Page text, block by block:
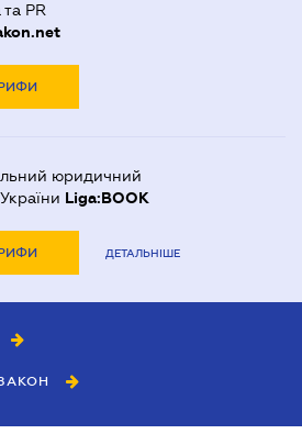
PR
юридичний
Liga:BOOK
ДЕТАЛЬНІШЕ